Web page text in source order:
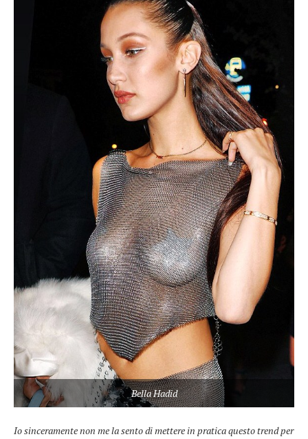
Bella Hadid
Io sinceramente non me la sento di mettere in pratica questo trend per